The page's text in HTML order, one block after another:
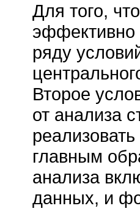
Для того,
эффективно
ряду
Второе
от анализа
главным
анализа
данных, и